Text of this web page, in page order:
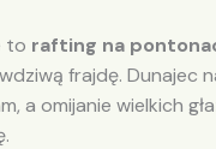
to rafting na
frajdę. Dunajec
a omijanie wielkich